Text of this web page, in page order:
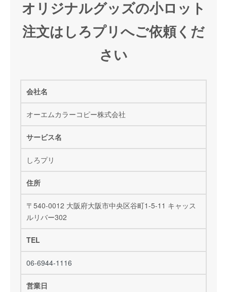
オリジナルグッズの小ロット
注文はしろプリへご依頼くだ
さい
会社名
オーエムカラーコピー株式会社
サービス名
しろプリ
住所
〒540-0012 大阪府大阪市中央区谷町1-5-11 キャッス
ルリバー302
TEL
06-6944-1116
営業日